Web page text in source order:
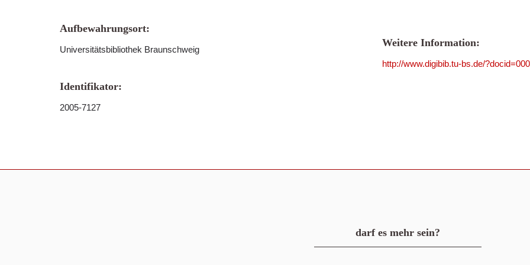
Aufbewahrungsort:
Universitätsbibliothek Braunschweig
Identifikator:
2005-7127
Weitere Information:
http://www.digibib.tu-bs.de/
darf es mehr sein?